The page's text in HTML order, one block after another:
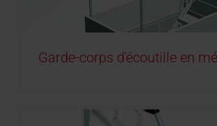
Garde-corps d'écoutille en